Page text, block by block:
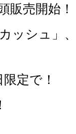
販売開始！
ッシュ」
定で！